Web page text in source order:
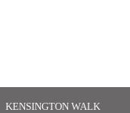
KENSINGTON WALK